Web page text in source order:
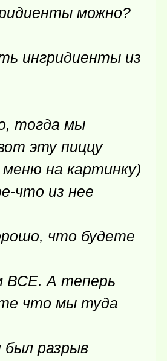
можно?
ингридиенты из
тогда мы
эту пиццу
на картинку)
что из нее
что будете
ВСЕ. А теперь
что мы туда
разрыв